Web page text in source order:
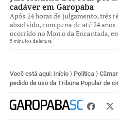
cadáver em Garopaba
Após 24 horas de julgamento, três
absolvido, com pena de até 24
ocorrido no Morro da Encantada,
5 minutos de leitura
Você está aqui: Início ⟩ Política ⟩
pedido de uso da Tribuna Popular de